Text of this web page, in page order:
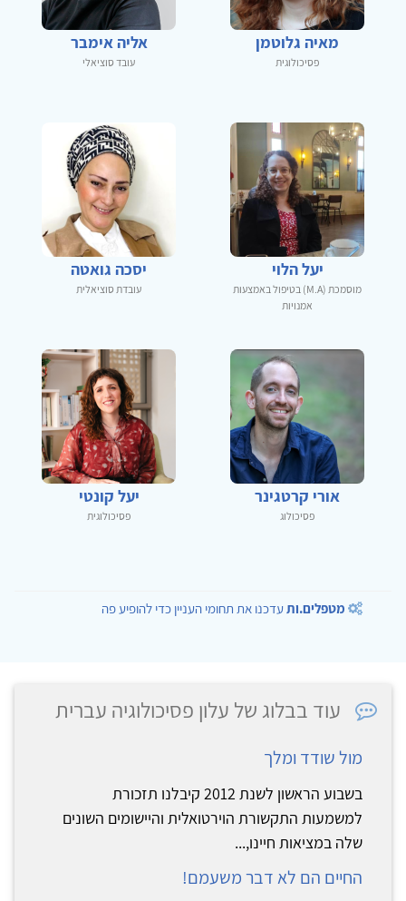
מאיה גלוטמן
פסיכולוגית
אליה אימבר
עובד סוציאלי
יעל הלוי
מוסמכת (M.A) בטיפול באמצעות
אמנויות
יסכה גואטה
עובדת סוציאלית
אורי קרטגינר
פסיכולוג
יעל קונטי
פסיכולוגית
מטפלים.ותעדכנו את תחומי העניין כדי להופיע פה
עוד בבלוג של עלון פסיכולוגיה עברית
מול שודד ומלך
בשבוע הראשון לשנת 2012 קיבלנו תזכורת
למשמעות התקשורת הוירטואלית והיישומים השונים
שלה במציאות חיינו,...
החיים הם לא דבר משעמם!